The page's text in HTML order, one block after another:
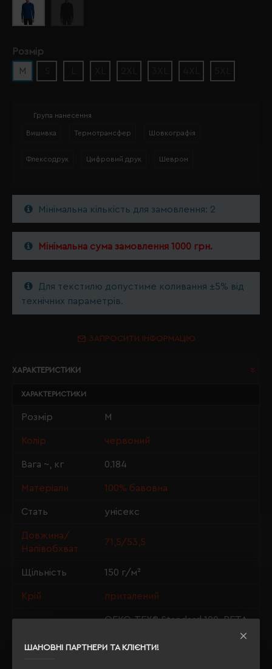
ШАНОВНІ ПАРТНЕРИ ТА КЛІЄНТИ!
Розмір
M
Група нанесення
Вишивка Термотрансфер Шовкографія
Флексодрук Цифровий друк Шеврон
Мінімальна кількість для замовлення: 2
Мінімальна сума замовлення 1000 грн.
Для текстилю допустиме коливання ±5% від
технічних параметрів.
ЗАПРОСИТИ ІНФОРМАЦІЮ
ХАРАКТЕРИСТИКИ
ХАРАКТЕРИСТИКИ
Розмір M
Колір червоний
Вага ~, кг 0.184
Матеріали 100% бавовна
Стать унісекс
Довжина/
Напівобхват
71,5/53,5
Щільність 150 г/м²
Крій приталений
OEKO-TEX® Standard 100, PETA-